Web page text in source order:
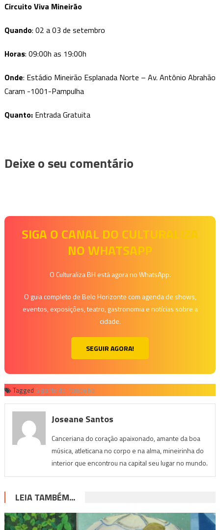
Circuito Viva Mineirão
Quando: 02 a 03 de setembro
Horas: 09:00h as 19:00h
Onde: Estádio Mineirão Esplanada Norte – Av. Antônio Abrahão
Caram -1001-Pampulha
Quanto: Entrada Gratuita
Deixe o seu comentário
SIGA O CANAL DO CULTURALIZA
NO WHATSAPP
O Culturaliza BH está agora no WhatsApp.
O guia completo de Belo Horizonte com agenda de shows,
eventos, exposições, teatro, gastronomia e notícias sobre a
cidade.
SEGUIR AGORA!
Tagged Gigante da Pampulha
Joseane Santos
Canceriana do coração apaixonado, amante da boa
música, atleticana no corpo e na alma, mineirinha do
interior que encontrou na capital seu lugar no mundo.
LEIA TAMBÉM...